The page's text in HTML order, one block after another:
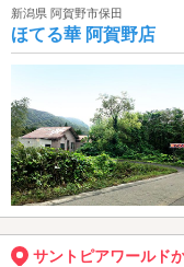
新潟県 阿賀野市保田
ほてる華 阿賀野店
サントピアワールド